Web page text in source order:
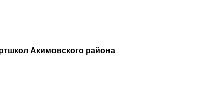
Акимовского района